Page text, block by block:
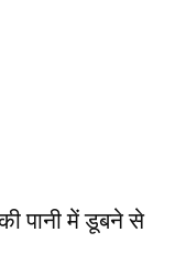
पानी में डूबने से